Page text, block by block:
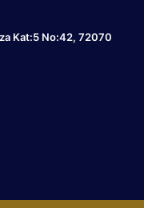
Kat:5 No:42, 72070